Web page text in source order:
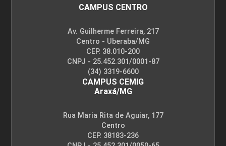
CAMPUS CENTRO
Av. Guilherme Ferreira, 217
Centro - Uberaba/MG
CEP. 38.010-200
CNPJ - 25.452.301/0001-87
(34) 3319-6600
CAMPUS CEMIG
Araxá/MG
Rua Maria Rita de Aguiar, 177
Centro
CEP. 38183-236